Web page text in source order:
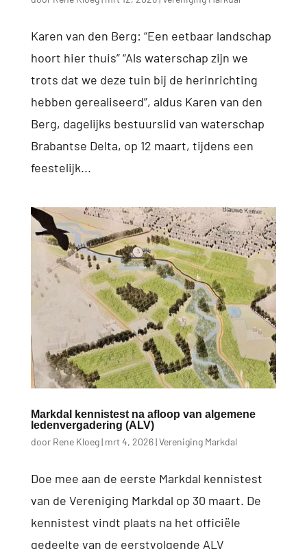
Karen van den Berg: “Een eetbaar landschap
hoort hier thuis” “Als waterschap zijn we
trots dat we deze tuin bij de herinrichting
hebben gerealiseerd”, aldus Karen van den
Berg, dagelijks bestuurslid van waterschap
Brabantse Delta, op 12 maart, tijdens een
feestelijk...
Markdal kennistest na afloop van algemene
ledenvergadering (ALV)
door Rene Kloeg| mrt 4, 2026|Vereniging Markdal
Doe mee aan de eerste Markdal kennistest
van de Vereniging Markdal op 30 maart. De
kennistest vindt plaats na het officiële
gedeelte van de eerstvolgende ALV